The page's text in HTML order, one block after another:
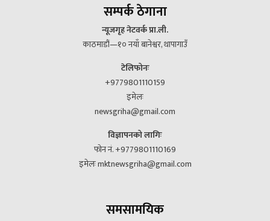
सम्पर्क ठेगाना
न्यूजगृह नेटवर्क प्रा.ली.
काठमाडौं—१० नयाँ बानेश्वर, थापागाउँ
टेलिफोनः
+9779801110159
इमेलः
newsgriha@gmail.com
विज्ञापनको लागिः
फोन नं. +9779801110169
इमेलः mktnewsgriha@gmail.com
समसामयिक